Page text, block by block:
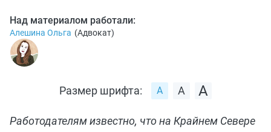
Над материалом работали:
Алешина Ольга (Адвокат)
Размер шрифта:
Работодателям известно, что на Крайнем Севере